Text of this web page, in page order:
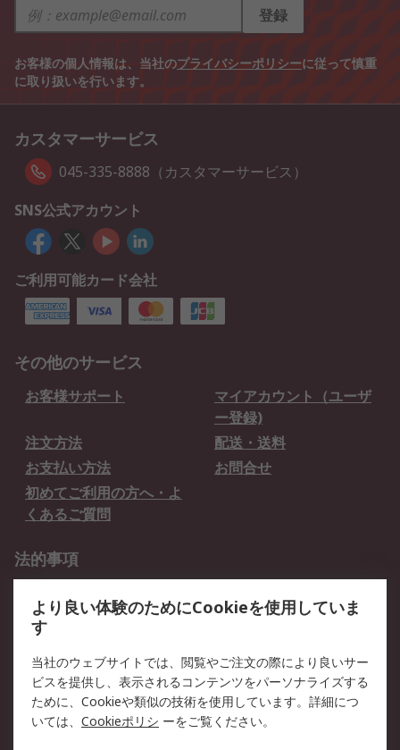
登録
お客様の個人情報は、当社のプライバシーポリシーに従って慎重
に取り扱いを行います。
カスタマーサービス
045-335-8888（カスタマーサービス）
SNS公式アカウント
ご利用可能カード会社
その他のサービス
お客様サポート
マイアカウント（ユーザ
ー登録)
注文方法
配送・送料
お支払い方法
お問合せ
初めてご利用の方へ・よ
くあるご質問
法的事項
クッキーポリシー
RSについて
会社概要
採用情報
プレスリリース＆お知ら
コーポレートサイト
より良い体験のためにCookieを使用していま
す
当社のウェブサイトでは、閲覧やご注文の際により良いサー
ビスを提供し、表示されるコンテンツをパーソナライズする
ために、Cookieや類似の技術を使用しています。詳細につ
いては、 Cookieポリシ ーをご覧ください。